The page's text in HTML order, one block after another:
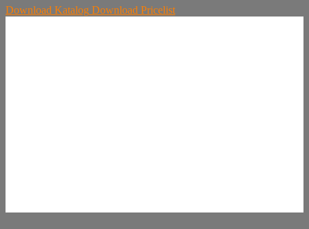
Download Katalog Download Pricelist